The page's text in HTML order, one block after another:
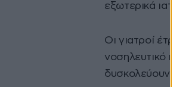
εξωτερικά
Οι γιατροί
νοσηλευτικό
δυσκολεύουν